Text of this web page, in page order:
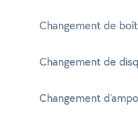
Changement de
Changement de
Changement